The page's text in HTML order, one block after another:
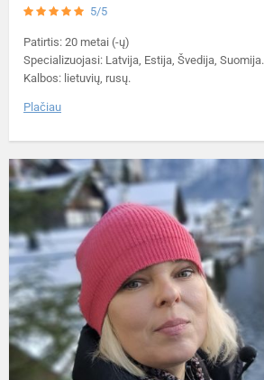
5/5
Patirtis: 20 metai (-ų)
Specializuojasi: Latvija, Estija, Švedija, Suomija.
Kalbos: lietuvių, rusų.
Plačiau